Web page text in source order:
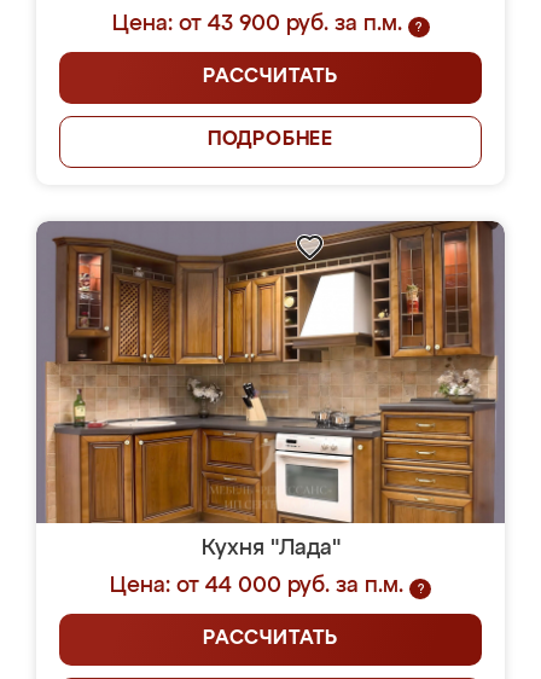
Цена: от 43 900 руб. за п.м.
?
РАССЧИТАТЬ
ПОДРОБНЕЕ
Кухня "Лада"
Цена: от 44 000 руб. за п.м.
?
РАССЧИТАТЬ